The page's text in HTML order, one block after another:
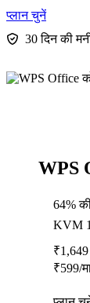
प्लान चुनें
30 दिन की
WPS
64%
KVM 1
₹1,649
₹599/